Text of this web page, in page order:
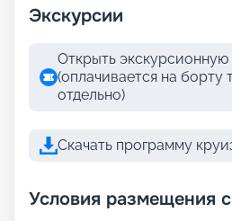
Экскурсии
Открыть
(оплачивается на борту
отдельно)
Скачать программу
Условия размещения